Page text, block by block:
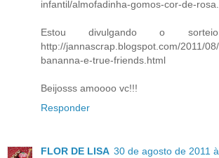
infantil/almofadinha-gomos-cor-de-
Estou divulgando o
http://jannascrap.blogspot.com/2011/
bananna-e-true-friends.html
Beijosss amoooo vc!!!
Responder
FLOR DE LISA 30 de agosto de 2011